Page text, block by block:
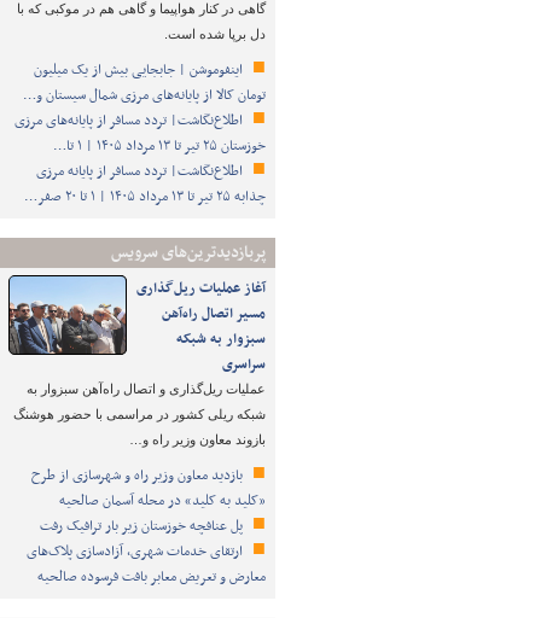
گاهی در کنار هواپیما و گاهی هم در موکبی که با
دل برپا شده است.
اینفوموشن | جابجایی بیش از یک میلیون
تومان کالا از پایانه‌های مرزی شمال سیستان و…
اطلاع‌نگاشت| تردد مسافر از پایانه‌های مرزی
خوزستان ۲۵ تیر تا ۱۳ مرداد ۱۴۰۵ | ۱ تا…
اطلاع‌نگاشت| تردد مسافر از پایانه‌ مرزی
چذابه ۲۵ تیر تا ۱۳ مرداد ۱۴۰۵ | ۱ تا ۲۰ صفر…
پربازدیدترین‌های سرویس
آغاز عملیات ریل‌گذاری
مسیر اتصال راه‌آهن
سبزوار به شبکه
سراسری
عملیات ریل‌گذاری و اتصال راه‌آهن سبزوار به
شبکه ریلی کشور در مراسمی با حضور هوشنگ
بازوند معاون وزیر راه و…
بازدید معاون وزیر راه و شهرسازی از طرح
«کلید به کلید» در محله آسمان صالحیه
پل عنافچه خوزستان زیر بار ترافیک رفت
ارتقای خدمات شهری، آزادسازی پلاک‌های
معارض و تعریض معابر بافت فرسوده صالحیه